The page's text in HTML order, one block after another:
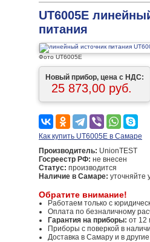
UT6005E
питания
Фото UT6005E
Новый прибор, цена с НДС:
25 873,00 руб.
Как купить UT6005E в Самаре
Производитель: UnionTEST
Госреестр РФ: не внесен
Статус: производится
Наличие в Самаре: уточняйте
Обратите внимание!
Работаем только с
Оплата по безналичному
Гарантия на приборы: от 12
Приборы с поверкой в
Доставка в Самару и в